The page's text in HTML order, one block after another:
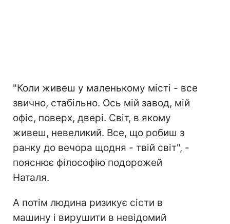
"Коли живеш у маленькому місті - все
звично, стабільно. Ось мій завод, мій
офіс, поверх, двері. Світ, в якому
живеш, невеликий. Все, що робиш з
ранку до вечора щодня - твій світ", -
пояснює філософію подорожей
Наталя.
А потім людина ризикує сісти в
машину і вирушити в невідомий